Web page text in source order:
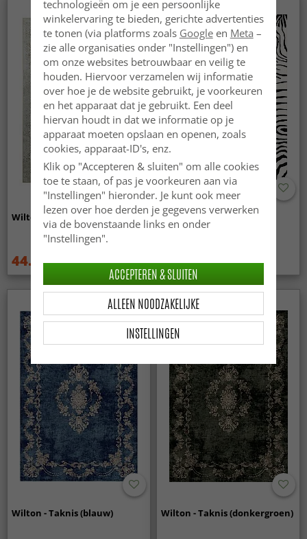
Wilton - Mateur (beige)
44.99 € 59.99 €
Wilton - Zebra (zwart/wit)
44.99 € 59.99 €
Wilton - Taknis (blauw) Wilton - Taknis (donkergroen)
technologieën om je een persoonlijke
winkelervaring te bieden, gerichte advertenties
te tonen (via platforms zoals Googleen Meta –
zie alle organisaties onder "Instellingen") en
om onze websites betrouwbaar en veilig te
houden. Hiervoor verzamelen wij informatie
over hoe je de website gebruikt, je voorkeuren
en het apparaat dat je gebruikt. Een deel
hiervan houdt in dat we informatie op je
apparaat moeten opslaan en openen, zoals
cookies, apparaat-ID's, enz.
Klik op "Accepteren & sluiten" om alle cookies
toe te staan, of pas je voorkeuren aan via
"Instellingen" hieronder. Je kunt ook meer
lezen over hoe derden je gegevens verwerken
via de bovenstaande links en onder
"Instellingen".
INSTELLINGEN
ALLEEN NOODZAKELIJKE
ACCEPTEREN & SLUITEN